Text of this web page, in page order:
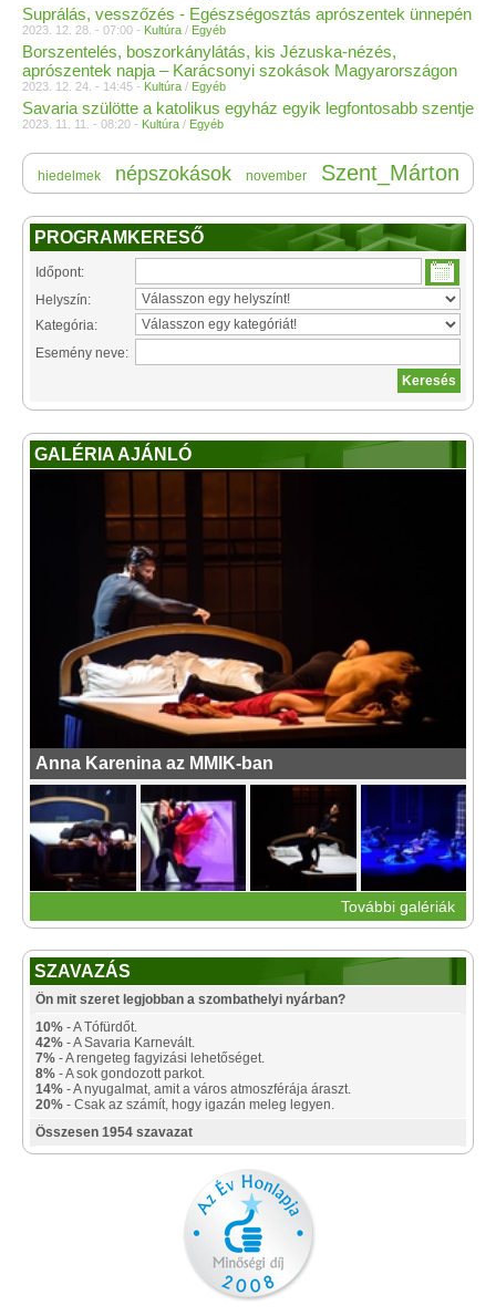
Suprálás, vesszőzés - Egészségosztás aprószentek ünnepén
2023. 12. 28. - 07:00 - Kultúra / Egyéb
Borszentelés, boszorkánylátás, kis Jézuska-nézés,
aprószentek napja – Karácsonyi szokások Magyarországon
2023. 12. 24. - 14:45 - Kultúra / Egyéb
Savaria szülötte a katolikus egyház egyik legfontosabb szentje
2023. 11. 11. - 08:20 - Kultúra / Egyéb
hiedelmek népszokások november Szent_Márton
PROGRAMKERESŐ
Időpont:
Helyszín:
Kategória:
Esemény neve:
GALÉRIA AJÁNLÓ
Anna Karenina az MMIK-ban
További galériák
SZAVAZÁS
Ön mit szeret legjobban a szombathelyi nyárban?
10% - A Tófürdőt.
42% - A Savaria Karnevált.
7% - A rengeteg fagyizási lehetőséget.
8% - A sok gondozott parkot.
14% - A nyugalmat, amit a város atmoszférája áraszt.
20% - Csak az számít, hogy igazán meleg legyen.
Összesen 1954 szavazat